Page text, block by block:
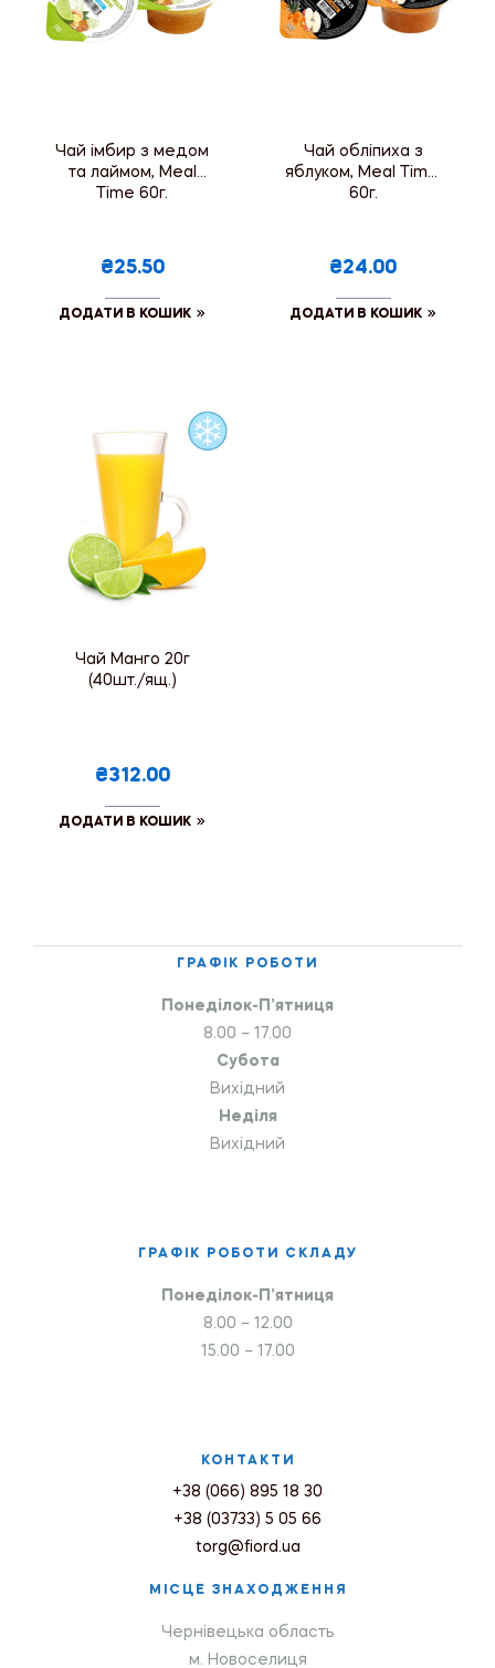
Чай імбир з медом
та лаймом, Meal
Time 60г.
₴25.50
ДОДАТИ В КОШИК
Чай обліпиха з
яблуком, Meal Time,
60г.
₴24.00
ДОДАТИ В КОШИК
Чай Манго 20г
(40шт./ящ.)
₴312.00
ДОДАТИ В КОШИК
ГРАФІК РОБОТИ
Понеділок-П’ятниця
8.00 – 17.00
Субота
Вихідний
Неділя
Вихідний
ГРАФІК РОБОТИ СКЛАДУ
Понеділок-П’ятниця
8.00 – 12.00
15.00 – 17.00
КОНТАКТИ
+38 (066) 895 18 30
+38 (03733) 5 05 66
torg@fiord.ua
МІСЦЕ ЗНАХОДЖЕННЯ
Чернівецька область
м. Новоселиця